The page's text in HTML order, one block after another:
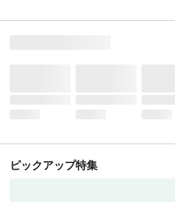
ピックアップ特集